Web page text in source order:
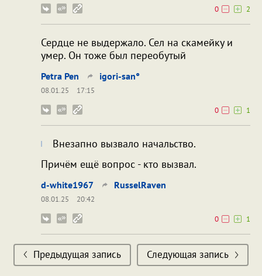
0
2
Сердце не выдержало. Сел на скамейку и
умер. Он тоже был переобутый
Petra Pen igori-san°
08.01.25
17:15
0
1
Внезапно вызвало начальство.
Причём ещё вопрос - кто вызвал.
d-white1967 RusselRaven
08.01.25
20:42
0
1
Предыдущая запись Следующая запись